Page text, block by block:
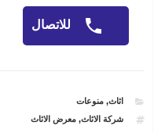
للاتصال
CATEGORIES
اثاث,منوعات
TAGS
شركة الاثاث,معرض الاثاث